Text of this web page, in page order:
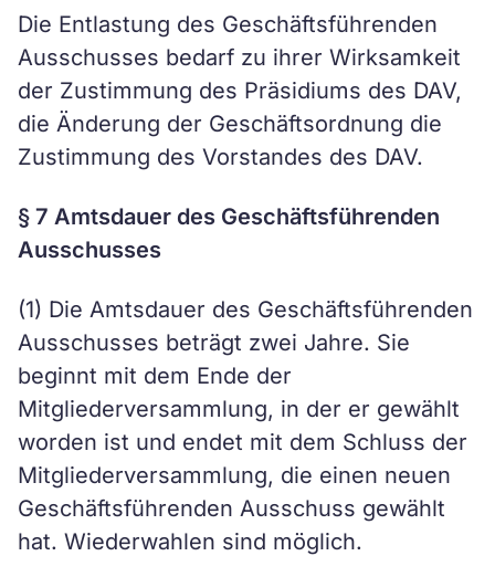
Die Entlastung des Geschäftsführenden
Ausschusses bedarf zu ihrer Wirksamkeit
der Zustimmung des Präsidiums des DAV,
die Änderung der Geschäftsordnung die
Zustimmung des Vorstandes des DAV.
§ 7 Amtsdauer des Geschäftsführenden
Ausschusses
(1) Die Amtsdauer des Geschäftsführenden
Ausschusses beträgt zwei Jahre. Sie
beginnt mit dem Ende der
Mitgliederversammlung, in der er gewählt
worden ist und endet mit dem Schluss der
Mitgliederversammlung, die einen neuen
Geschäftsführenden Ausschuss gewählt
hat. Wiederwahlen sind möglich.